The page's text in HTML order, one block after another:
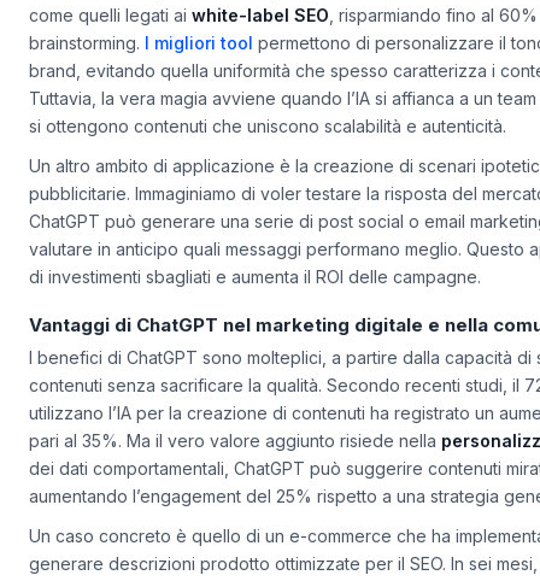
comunicazione può utilizzarlo per generare bozze di articoli
come quelli legati aiwhite-label SEO, risparmiando fino al
brainstorming.I migliori toolpermettono di personalizzare il
brand, evitando quella uniformità che spesso caratterizza i
Tuttavia, la vera magia avviene quando l’IA si affianca a un
si ottengono contenuti che uniscono scalabilità e autenticità.
Un altro ambito di applicazione è la creazione di scenari
pubblicitarie. Immaginiamo di voler testare la risposta del
ChatGPT può generare una serie di post social o email
valutare in anticipo quali messaggi performano meglio. Questo
Vantaggi di ChatGPT nel marketing digitale e nella
I benefici di ChatGPT sono molteplici, a partire dalla capacità
contenuti senza sacrificare la qualità. Secondo recenti studi, il
utilizzano l’IA per la creazione di contenuti ha registrato un
pari al 35%. Ma il vero valore aggiunto risiede nella
dei dati comportamentali, ChatGPT può suggerire contenuti
aumentando l’engagement del 25% rispetto a una strategia
Un caso concreto è quello di un e-commerce che ha